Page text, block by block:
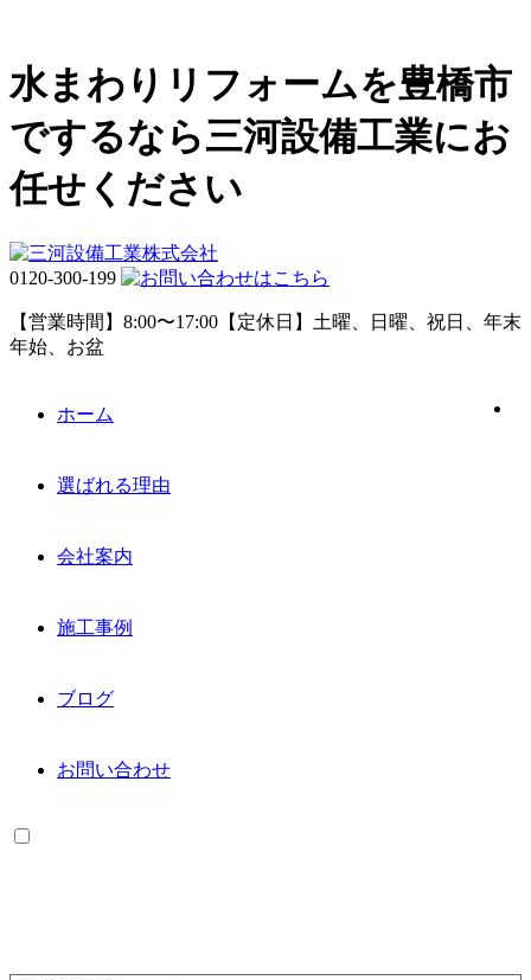
水まわりリフォームを豊橋市
でするなら三河設備工業にお
任せください
0120-300-199
【営業時間】8:00〜17:00【定休日】土曜、日曜、祝日、年末
年始、お盆
ホーム
選ばれる理由
会社案内
施工事例
ブログ
お問い合わせ